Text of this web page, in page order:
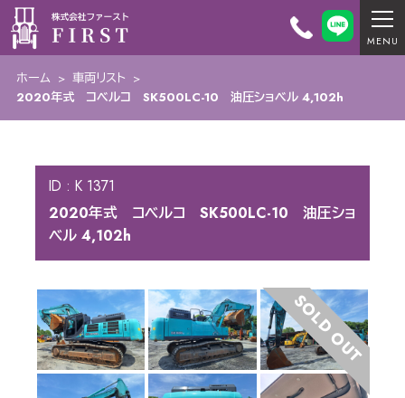
ホーム > 車両リスト >
2020年式 コベルコ SK500LC-10 油圧ショベル 4,102h
ID : K 1371
2020年式 コベルコ SK500LC-10 油圧ショ
ベル 4,102h
SOLD OUT